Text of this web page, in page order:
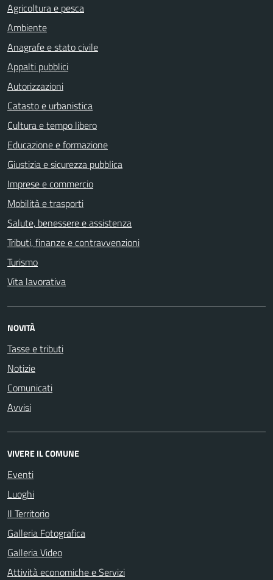
Agricoltura e pesca
Ambiente
Anagrafe e stato civile
Appalti pubblici
Autorizzazioni
Catasto e urbanistica
Cultura e tempo libero
Educazione e formazione
Giustizia e sicurezza pubblica
Imprese e commercio
Mobilità e trasporti
Salute, benessere e assistenza
Tributi, finanze e contravvenzioni
Turismo
Vita lavorativa
NOVITÀ
Tasse e tributi
Notizie
Comunicati
Avvisi
VIVERE IL COMUNE
Eventi
Luoghi
Il Territorio
Galleria Fotografica
Galleria Video
Attività economiche e Servizi